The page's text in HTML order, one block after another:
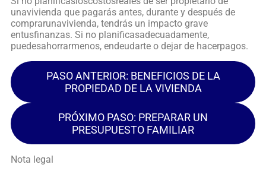
unavivienda que pagarás antes, durante y después de
comprarunavivienda, tendrás un impacto grave
entusfinanzas. Si no planificasadecuadamente,
puedesahorrarmenos, endeudarte o dejar de hacerpagos.
PASO ANTERIOR: BENEFICIOS DE LA
PROPIEDAD DE LA VIVIENDA
PRÓXIMO PASO: PREPARAR UN
PRESUPUESTO FAMILIAR
Nota legal